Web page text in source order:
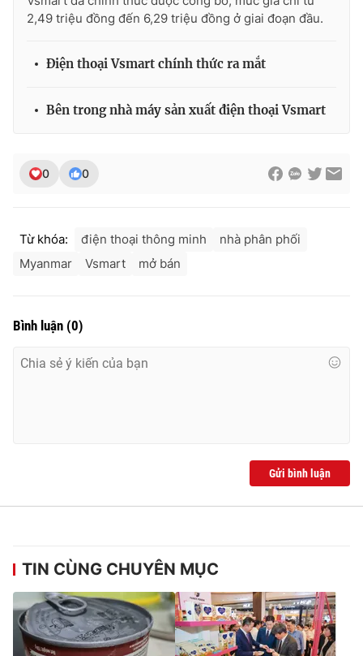
Ðiện thoại Thời báo VTV:024.66 897 897
Liên hệ quảng cáo:
024-7300.7108
2,49 triệu đồng đến 6,29 triệu đồng ở giai đoạn đầu.
Điện thoại Vsmart chính thức ra mắt
Bên trong nhà máy sản xuất điện thoại Vsmart
0 0
Từ khóa: điện thoại thông minh
nhà phân phối
Myanmar
Vsmart mở bán
Bình luận (0)
Gửi bình luận
TIN CÙNG CHUYÊN MỤC